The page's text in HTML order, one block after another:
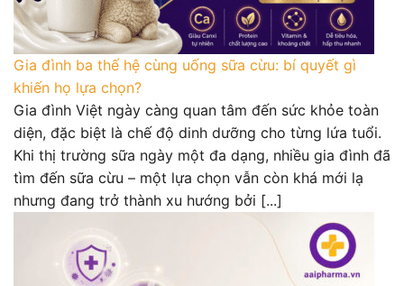
Gia đình ba thế hệ cùng uống sữa cừu: bí quyết gì
khiến họ lựa chọn?
Gia đình Việt ngày càng quan tâm đến sức khỏe toàn
diện, đặc biệt là chế độ dinh dưỡng cho từng lứa tuổi.
Khi thị trường sữa ngày một đa dạng, nhiều gia đình đã
tìm đến sữa cừu – một lựa chọn vẫn còn khá mới lạ
nhưng đang trở thành xu hướng bởi [...]